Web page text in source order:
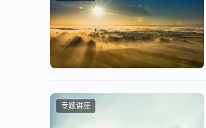
专题讲座